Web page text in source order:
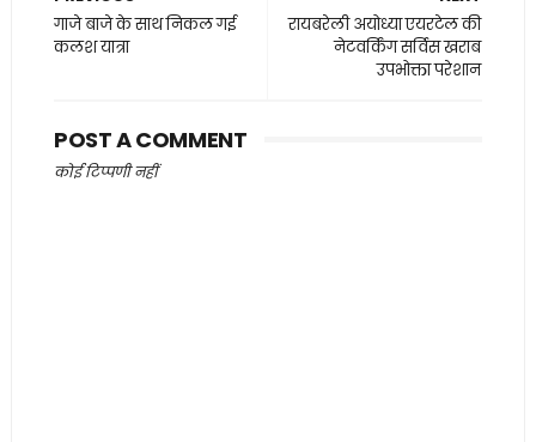
रायबरेली अयोध्या एयरटेल की
नेटवर्किंग सर्विस खराब
उपभोक्ता परेशान
गाजे बाजे के साथ निकल गई
कलश यात्रा
POST A COMMENT
कोई टिप्पणी नहीं